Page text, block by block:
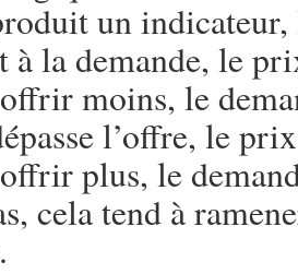
un
à la demande, le
moins, le
l’offre, le
plus, le
cela tend à